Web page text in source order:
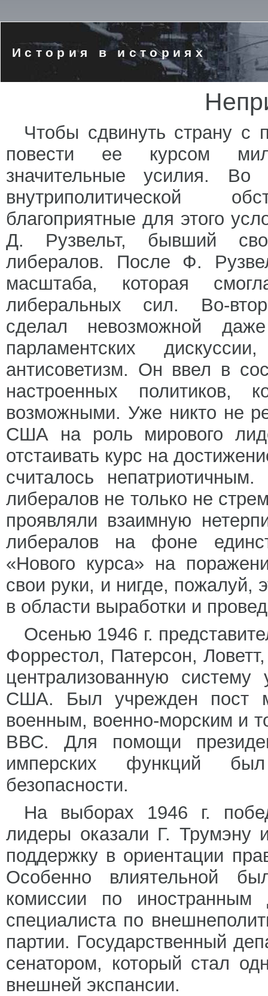
История в историях
Чтобы сдвинуть страну с
повести ее курсом
значительные усилия.
внутриполитической
благоприятные для этого
Д. Рузвельт, бывший
либералов. После Ф.
масштаба, которая
либеральных сил. Во-
сделал невозможной
парламентских
антисоветизм. Он ввел в
настроенных политиков,
возможными. Уже никто не
США на роль мирового
отстаивать курс на
считалось
либералов не только не
проявляли взаимную
либералов на фоне
«Нового курса» на
свои руки, и нигде, пожалуй,
в области выработки и
Осенью 1946 г.
Форрестол, Патерсон,
централизованную
США. Был учрежден пост
военным, военно-морским и
ВВС. Для помощи
имперских функций
безопасности.
На выборах 1946 г.
лидеры оказали Г. Трумэну
поддержку в ориентации
Особенно влиятельной
комиссии по
специалиста по
партии. Государственный
сенатором, который стал
внешней экспансии.